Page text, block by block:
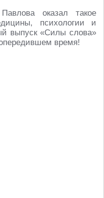
оказал такое
психологии и
выпуск «Силы слова»
время!